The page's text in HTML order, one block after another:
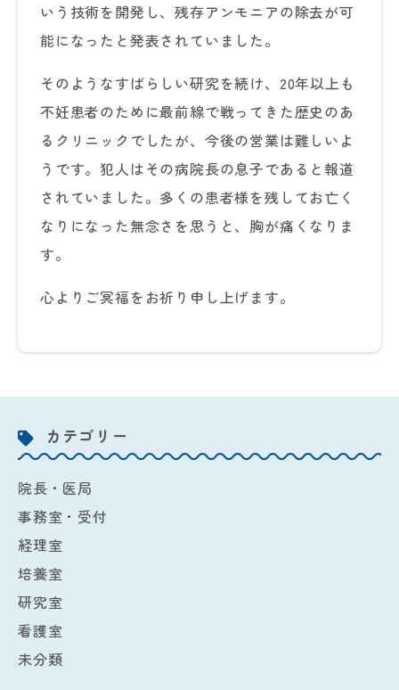
いう技術を開発し、残存アンモニアの除去が可
能になったと発表されていました。
そのようなすばらしい研究を続け、20年以上も
不妊患者のために最前線で戦ってきた歴史のあ
るクリニックでしたが、今後の営業は難しいよ
うです。犯人はその病院長の息子であると報道
されていました。多くの患者様を残してお亡く
なりになった無念さを思うと、胸が痛くなりま
す。
心よりご冥福をお祈り申し上げます。
カテゴリー
院長・医局
事務室・受付
経理室
培養室
研究室
看護室
未分類